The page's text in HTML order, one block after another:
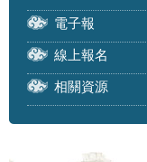
電子報
線上報名
相關資源